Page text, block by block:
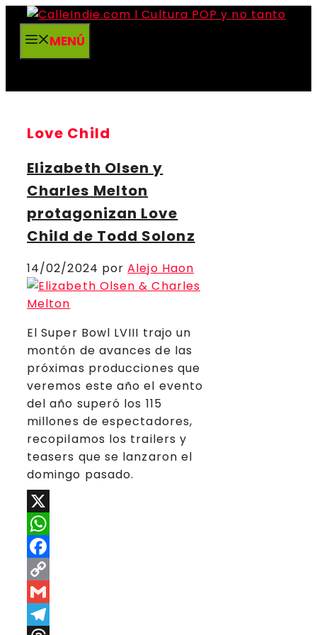
Saltar
contenidoMENÚ
Love Child
Elizabeth Olsen y
Charles Melton
protagonizan Love
Child de Todd Solonz
14/02/2024 porAlejo Haon
El Super Bowl LVIII trajo un
montón de avances de las
próximas producciones que
veremos este año el evento
del año superó los 115
millones de espectadores,
recopilamos los trailers y
teasers que se lanzaron el
domingo pasado.
X
WhatsApp
Facebook
Copy
Link
Gmail